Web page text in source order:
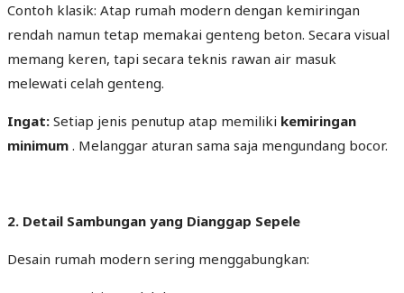
Contoh klasik: Atap rumah modern dengan kemiringan
rendah namun tetap memakai genteng beton. Secara visual
memang keren, tapi secara teknis rawan air masuk
melewati celah genteng.
Ingat: Setiap jenis penutup atap memiliki kemiringan
minimum . Melanggar aturan sama saja mengundang bocor.
2. Detail Sambungan yang Dianggap Sepele
Desain rumah modern sering menggabungkan: